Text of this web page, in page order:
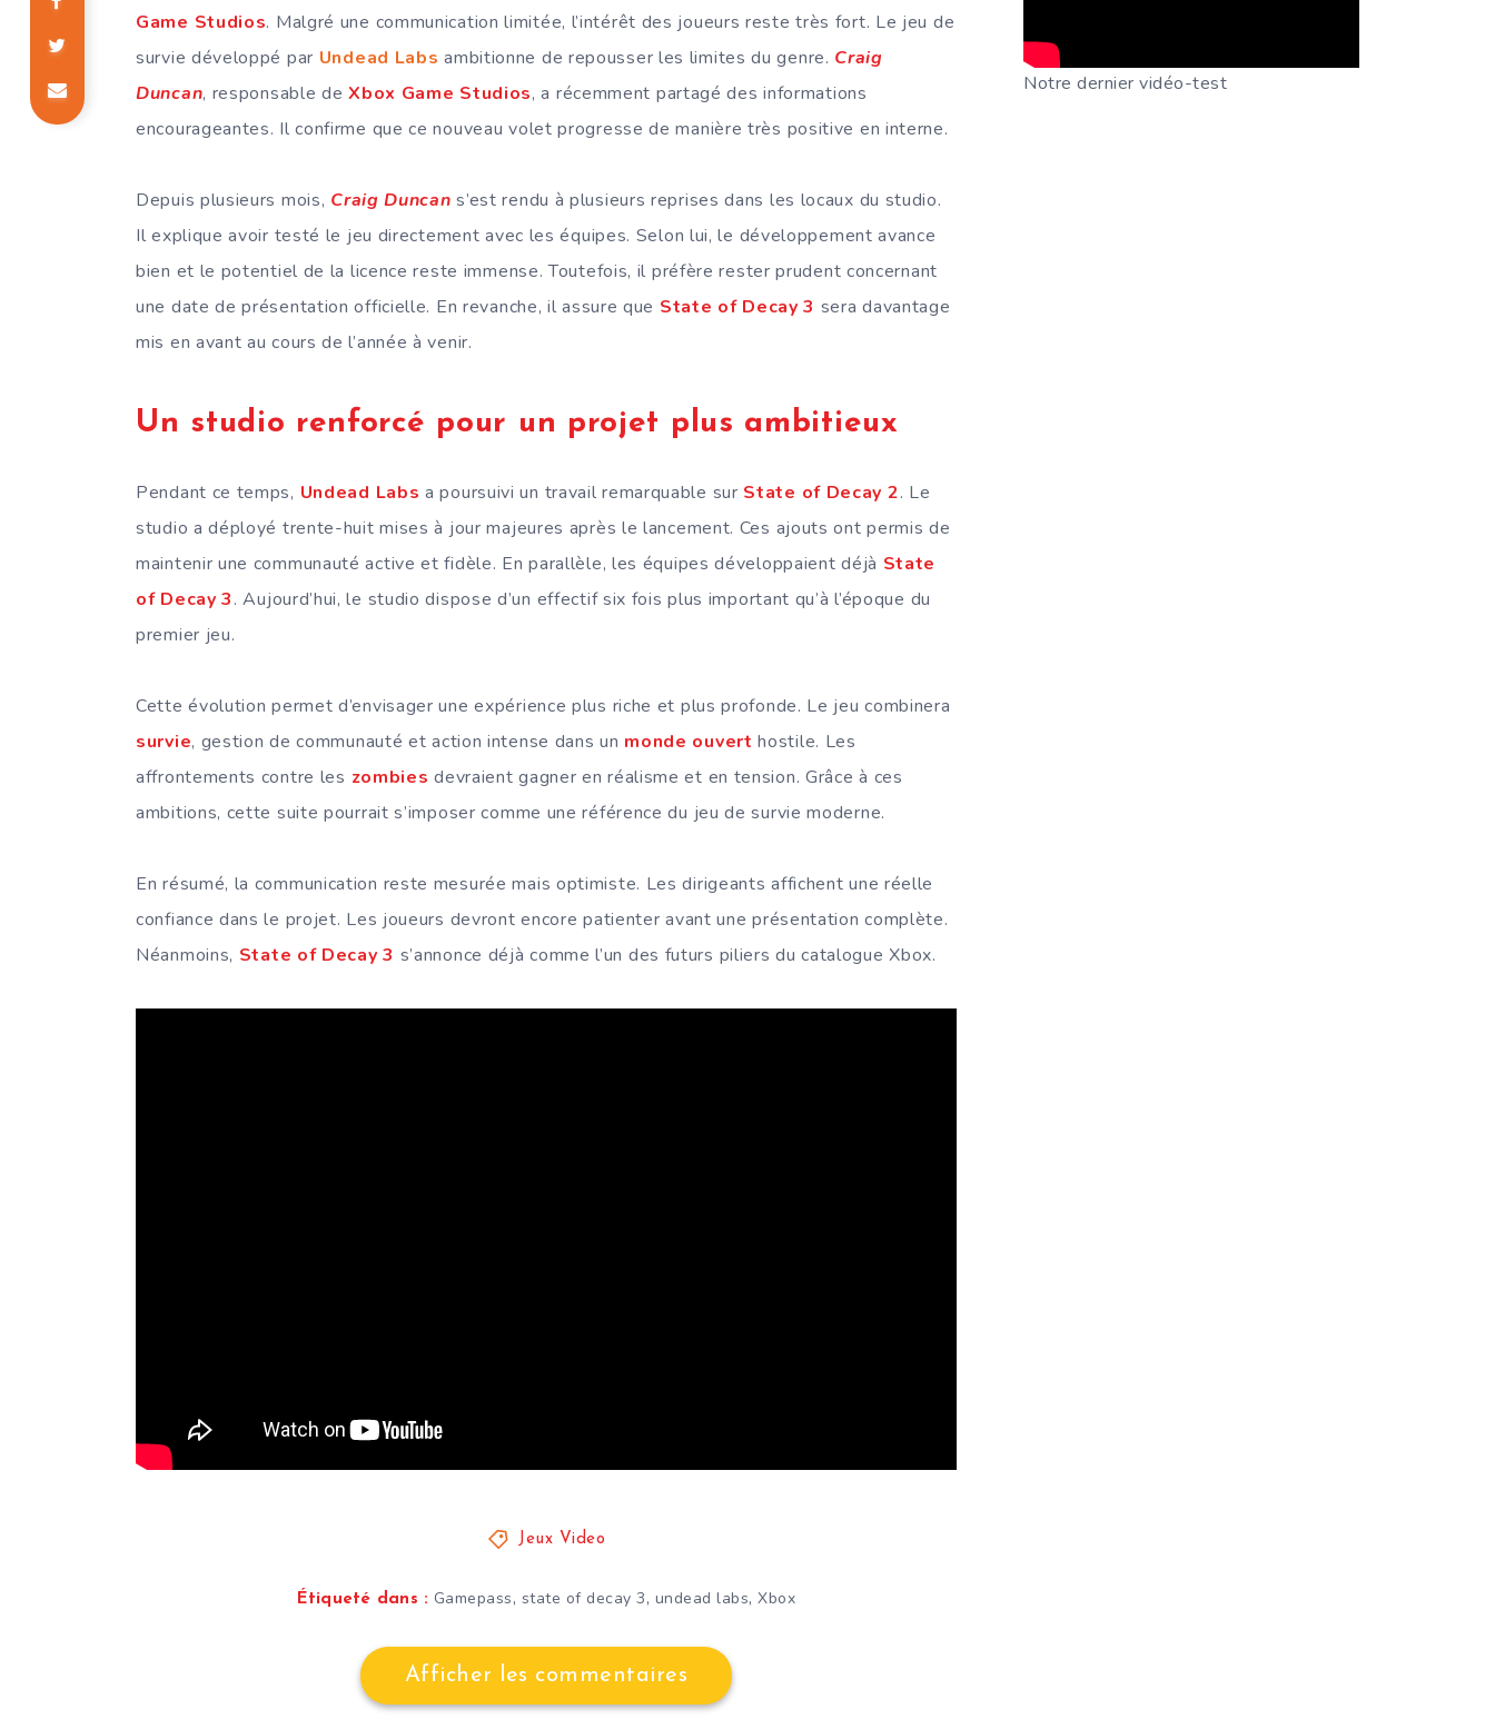
Game Studios. Malgré une communication limitée, l’intérêt des joueurs reste très fort. Le jeu de
survie développé par Undead Labs ambitionne de repousser les limites du genre. Craig
Duncan, responsable deXbox Game Studios, a récemment partagé des informations
encourageantes. Il confirme que ce nouveau volet progresse de manière très positive en interne.
Depuis plusieurs mois, Craig Duncan s’est rendu à plusieurs reprises dans les locaux du studio.
Il explique avoir testé le jeu directement avec les équipes. Selon lui, le développement avance
bien et le potentiel de la licence reste immense. Toutefois, il préfère rester prudent concernant
une date de présentation officielle. En revanche, il assure que State of Decay 3 sera davantage
mis en avant au cours de l’année à venir.
Un studio renforcé pour un projet plus ambitieux
Pendant ce temps, Undead Labs a poursuivi un travail remarquable sur State of Decay 2. Le
studio a déployé trente-huit mises à jour majeures après le lancement. Ces ajouts ont permis de
maintenir une communauté active et fidèle. En parallèle, les équipes développaient déjà State
of Decay 3. Aujourd’hui, le studio dispose d’un effectif six fois plus important qu’à l’époque du
premier jeu.
Cette évolution permet d’envisager une expérience plus riche et plus profonde. Le jeu combinera
survie, gestion de communauté et action intense dans un monde ouvert hostile. Les
affrontements contre les zombies devraient gagner en réalisme et en tension. Grâce à ces
ambitions, cette suite pourrait s’imposer comme une référence du jeu de survie moderne.
En résumé, la communication reste mesurée mais optimiste. Les dirigeants affichent une réelle
confiance dans le projet. Les joueurs devront encore patienter avant une présentation complète.
Néanmoins, State of Decay 3 s’annonce déjà comme l’un des futurs piliers du catalogue Xbox.
Jeux Video
Étiqueté dans : Gamepass, state of decay 3, undead labs,Xbox
Afficher les commentaires
Notre dernier vidéo-test